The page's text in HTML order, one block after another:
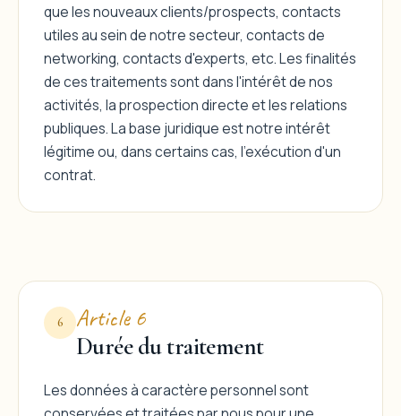
que les nouveaux clients/prospects, contacts
utiles au sein de notre secteur, contacts de
networking, contacts d'experts, etc. Les finalités
de ces traitements sont dans l'intérêt de nos
activités, la prospection directe et les relations
publiques. La base juridique est notre intérêt
légitime ou, dans certains cas, l'exécution d'un
contrat.
6
Article 6
Durée du traitement
Les données à caractère personnel sont